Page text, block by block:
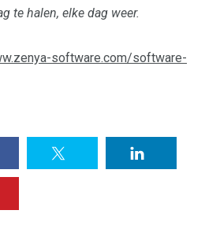
te halen, elke dag weer.
software.com/software-